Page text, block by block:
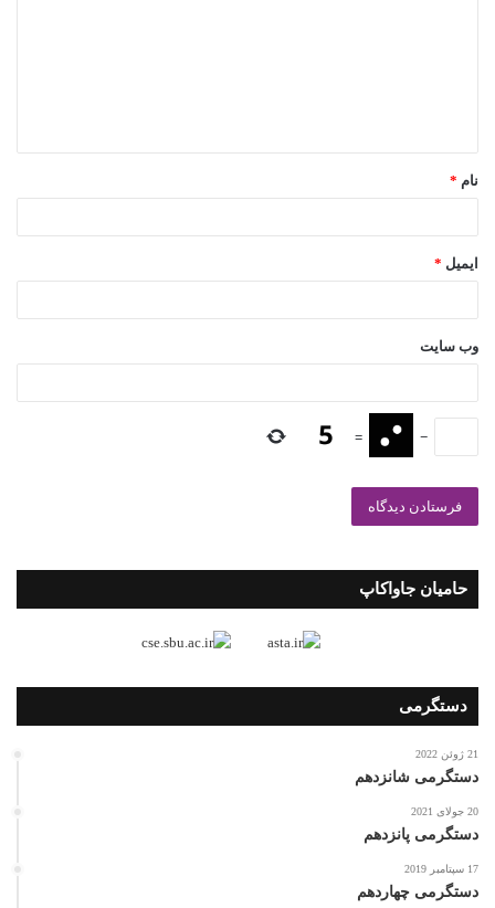
نام *
ایمیل *
وب‌ سایت
−
=
حامیان جاواکاپ
دستگرمی
21 ژوئن 2022
دستگرمی شانزدهم
20 جولای 2021
دستگرمی پانزدهم
17 سپتامبر 2019
دستگرمی چهاردهم